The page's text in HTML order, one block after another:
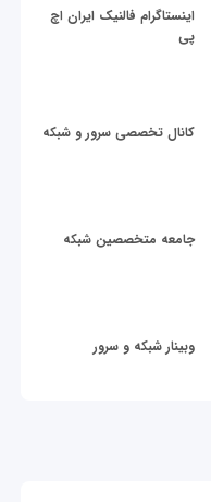
اینستاگرام فالنیک ایران اچ
پی
کانال تخصصی سرور و شبکه
جامعه متخصصین شبکه
وبینار شبکه و سرور